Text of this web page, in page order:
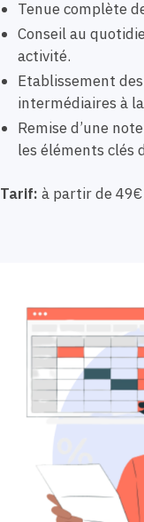
Tenue complète
Conseil au
activité.
Etablissement
intermédiaires à
Remise d’une
les éléments clés
Tarif: à partir de